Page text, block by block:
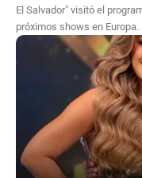
El Salvador” visitó el
próximos shows en Europa.